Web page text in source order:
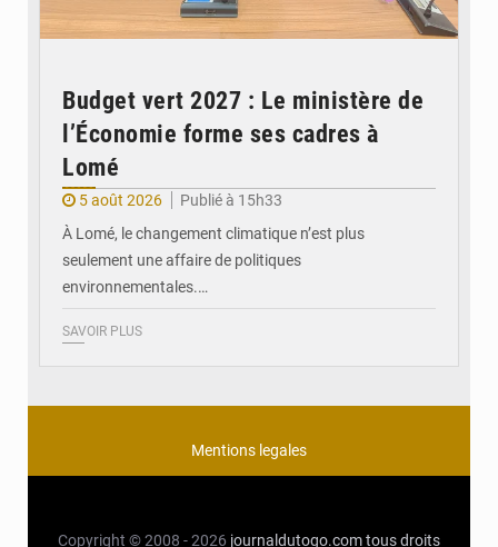
Budget vert 2027 : Le ministère de
l’Économie forme ses cadres à
Lomé
5 août 2026
Publié à 15h33
À Lomé, le changement climatique n’est plus
seulement une affaire de politiques
environnementales.…
SAVOIR PLUS
Mentions legales
Copyright © 2008 - 2026 journaldutogo.comtous droits